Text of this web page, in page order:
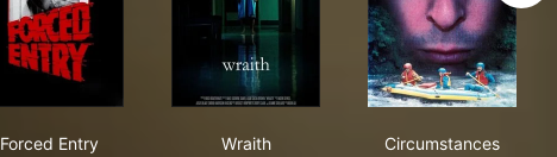
Forced Entry
Wraith
Circumstances